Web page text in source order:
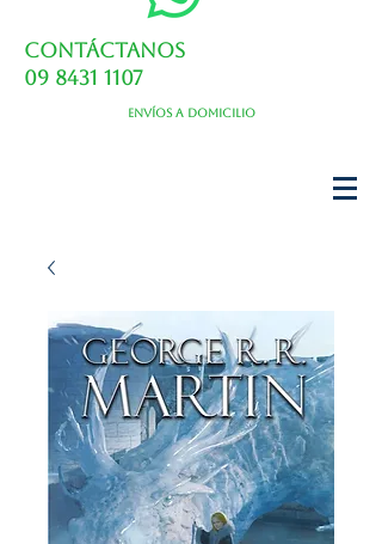
Contáctanos
09 8431 1107
Envíos a domicilio